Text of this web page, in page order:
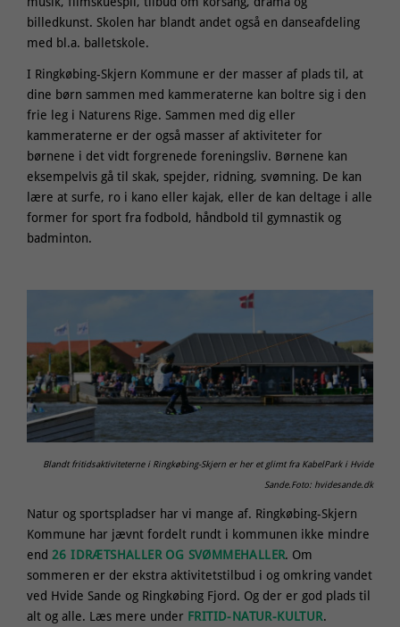
billedkunst. Skolen har blandt andet også en danseafdeling
med bl.a. balletskole.
I Ringkøbing-Skjern Kommune er der masser af plads til, at
dine børn sammen med kammeraterne kan boltre sig i den
frie leg i Naturens Rige. Sammen med dig eller
kammeraterne er der også masser af aktiviteter for
børnene i det vidt forgrenede foreningsliv. Børnene kan
eksempelvis gå til skak, spejder, ridning, svømning. De kan
lære at surfe, ro i kano eller kajak, eller de kan deltage i alle
former for sport fra fodbold, håndbold til gymnastik og
badminton.
Blandt fritidsaktiviteterne i Ringkøbing-Skjern er her et glimt fra KabelPark i Hvide
Sande.Foto: hvidesande.dk
Natur og sportspladser har vi mange af. Ringkøbing-Skjern
Kommune har jævnt fordelt rundt i kommunen ikke mindre
end 26 IDRÆTSHALLER OG SVØMMEHALLER. Om
sommeren er der ekstra aktivitetstilbud i og omkring vandet
ved Hvide Sande og Ringkøbing Fjord. Og der er god plads til
alt og alle. Læs mere under FRITID-NATUR-KULTUR.